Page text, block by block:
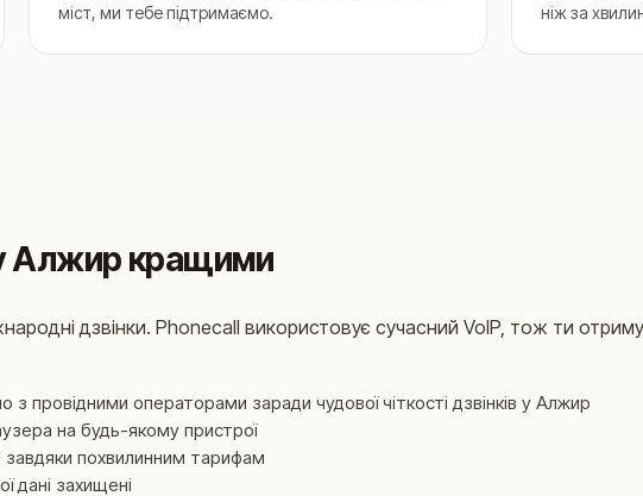
міст, ми тебе підтримаємо.
ніж за
Алжир кращими
дзвінки. Phonecall використовує сучасний VoIP, тож ти
з провідними операторами заради чудової чіткості дзвінків у Алжир
на будь-якому пристрої
завдяки похвилинним тарифам
дані захищені